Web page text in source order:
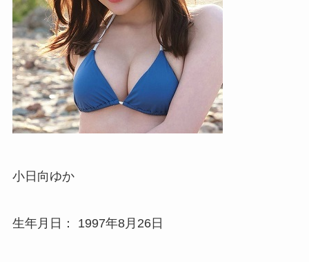
小日向ゆか
生年月日： 1997年8月26日